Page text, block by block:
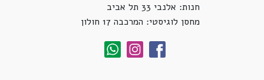
חנות: אלנבי 33 תל אביב
מחסן לוגיסטי: המרכבה 17 חולון